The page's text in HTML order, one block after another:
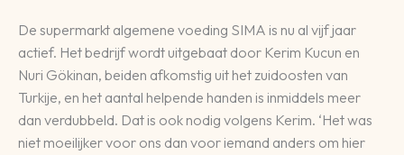
De supermarkt algemene voeding SIMA is nu al vijf jaar
actief. Het bedrijf wordt uitgebaat door Kerim Kucun en
Nuri Gökinan, beiden afkomstig uit het zuidoosten van
Turkije, en het aantal helpende handen is inmiddels meer
dan verdubbeld. Dat is ook nodig volgens Kerim. ‘Het was
niet moeilijker voor ons dan voor iemand anders om hier